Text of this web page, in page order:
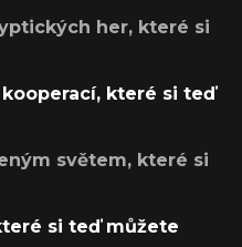
her, které si
které si teď
světem, které si
si teď můžete